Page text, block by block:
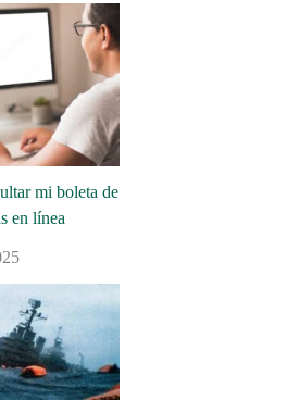
mi boleta de
en línea